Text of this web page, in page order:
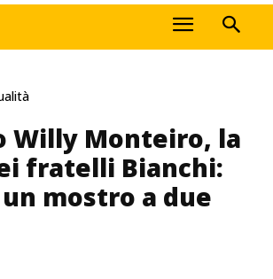
Willy Monteiro, la
fratelli Bianchi:
mostro a due